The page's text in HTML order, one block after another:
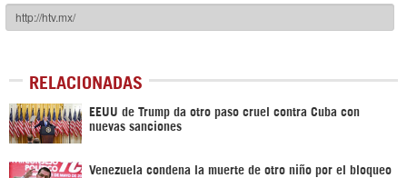
RELACIONADAS
EEUU de Trump da otro paso cruel contra Cuba con
nuevas sanciones
Venezuela condena la muerte de otro niño por el bloqueo